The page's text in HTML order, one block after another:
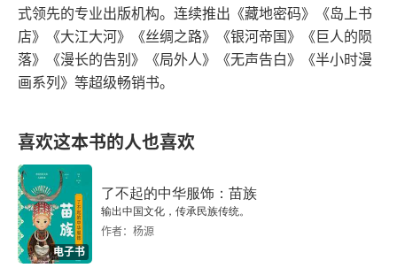
式领先的专业出版机构。连续推出《藏地密码》《岛上书
店》《大江大河》《丝绸之路》《银河帝国》《巨人的陨
落》《漫长的告别》《局外人》《无声告白》《半小时漫
画系列》等超级畅销书。
喜欢这本书的人也喜欢
电子书
了不起的中华服饰：苗族
输出中国文化，传承民族传统。
作者：杨源